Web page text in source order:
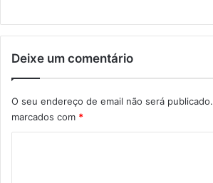
Deixe um comentário
O seu endereço de email não será publicado.
marcados com *